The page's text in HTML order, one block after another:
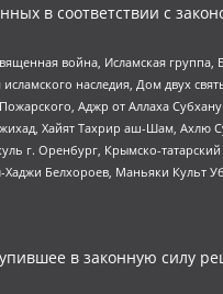
в соответствии с
война, Исламская группа,
наследия, Дом двух
Аджр от Аллаха
Хайят Тахрир аш-Шам, Ахлю
г. Оренбург, Крымско-
Белхороев, Маньяки
в законную силу